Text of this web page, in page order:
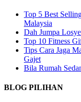
Top 5 Best
Malaysia
Dah Jumpa
Top 10 Fitness
Tips Cara Jaga
Gajet
Bila Rumah
BLOG PILIHAN